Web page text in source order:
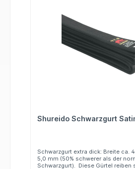
Shureido Schwarzgurt
Schwarzgurt extra dick: Breite ca.
5,0 mm (50% schwerer als der
Schwarzgurt). Diese Gürtel reiben